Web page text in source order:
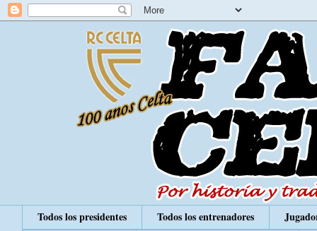
Todos los presidentes Todos los entrenadores